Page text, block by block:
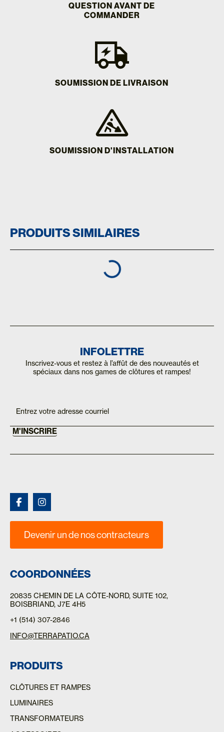
QUESTION AVANT DE
COMMANDER
SOUMISSION DE LIVRAISON
SOUMISSION D'INSTALLATION
PRODUITS SIMILAIRES
INFOLETTRE
Inscrivez-vous et restez à l’affût de des nouveautés et
spéciaux dans nos games de clôtures et rampes!
Mailchimp
FR
are
human,
this
field
M'INSCRIRE
Devenir un de nos contracteurs
COORDONNÉES
20835 CHEMIN DE LA CÔTE-NORD, SUITE 102,
BOISBRIAND, J7E 4H5
+1 (514) 307-2846
INFO@TERRAPATIO.CA
PRODUITS
CLÔTURES ET RAMPES
LUMINAIRES
TRANSFORMATEURS